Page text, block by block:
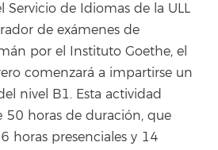
Servicio de Idiomas de la ULL
de exámenes de
por el Instituto Goethe, el
comenzará a impartirse un
nivel B1. Esta actividad
50 horas de duración, que
horas presenciales y 14